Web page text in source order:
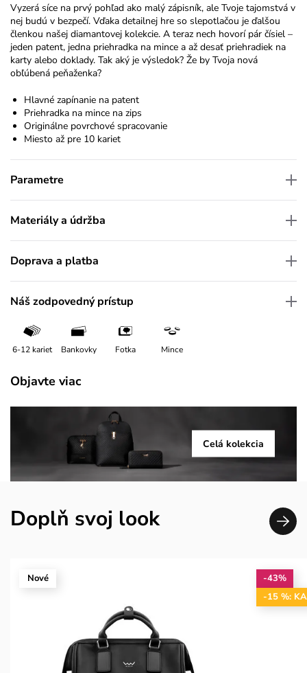
Vyzerá síce na prvý pohľad ako malý zápisník, ale Tvoje tajomstvá v
nej budú v bezpečí. Vďaka detailnej hre so slepotlačou je ďalšou
členkou našej diamantovej kolekcie. A teraz nech hovorí pár čísiel –
jeden patent, jedna priehradka na mince a až desať priehradiek na
karty alebo doklady. Tak aký je výsledok? Že by Tvoja nová
obľúbená peňaženka?
Hlavné zapínanie na patent
Priehradka na mince na zips
Originálne povrchové spracovanie
Miesto až pre 10 kariet
Parametre
Materiály a údržba
Doprava a platba
Náš zodpovedný prístup
6-12 kariet Bankovky Fotka Mince
Objavte viac
Celá kolekcia
Doplň svoj look
Nové
-43%
-15 %: